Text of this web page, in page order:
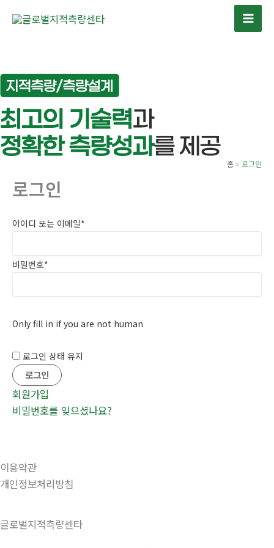
건
너
뛰
기
홈 로그인
로그인
아이디 또는 이메일*
비밀번호*
Only fill in if you are not human
로그인 상태 유지
회원가입
비밀번호를 잊으셨나요?
이용약관
개인정보처리방침
글로벌지적측량센타